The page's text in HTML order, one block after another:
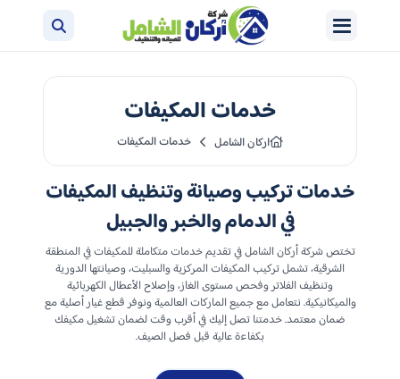
خدمات المكيفات
اركان الشامل خدمات المكيفات
خدمات تركيب وصيانة وتنظيف المكيفات
في الدمام والخبر والجبيل
تختص شركة أركان الشامل في تقديم خدمات متكاملة للمكيفات في المنطقة
الشرقية، تشمل تركيب المكيفات المركزية والسبليت، وصيانتها الدورية
وتنظيف الفلاتر وفحص مستوى الغاز، وإصلاح الأعطال الكهربائية
والميكانيكية. نتعامل مع جميع الماركات العالمية ونوفر قطع غيار أصلية مع
ضمان معتمد. خدمتنا تصل إليك في أقرب وقت لضمان تشغيل مكيفك
بكفاءة عالية قبل فصل الصيف.